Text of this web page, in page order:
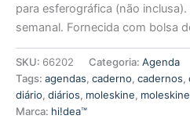
para esferográfica (não
semanal. Fornecida com bolsa
SKU: 66202 Categoria: Agenda
Tags: agendas, caderno, cadernos,
diário, diários, moleskine,
Marca: hi!dea™